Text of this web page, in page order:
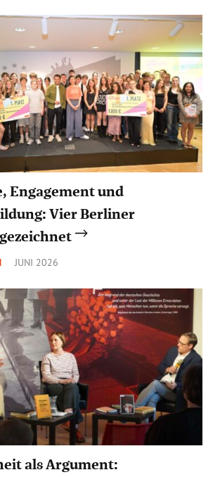
Engagement und
Vier Berliner
JUNI 2026
als Argument: